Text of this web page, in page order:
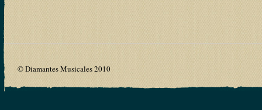
© Diamantes Musicales 2010